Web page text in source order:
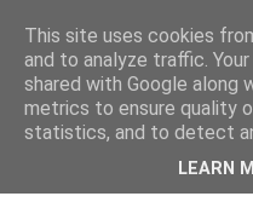
This site uses cookies
and to analyze traffic.
shared with Google along
metrics to ensure quality
statistics, and to detect
LEARN